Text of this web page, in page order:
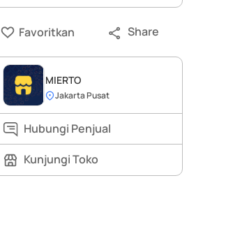
Favoritkan Share
MIERTO
Jakarta Pusat
Hubungi Penjual
Kunjungi Toko